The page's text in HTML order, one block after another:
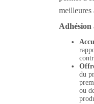
meilleures
Adhésion
du
ou